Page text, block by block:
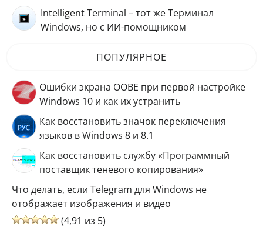
Intelligent Terminal – тот же Терминал
Windows, но с ИИ-помощником
ПОПУЛЯРНОЕ
Ошибки экрана OOBE при первой настройке
Windows 10 и как их устранить
Как восстановить значок переключения
языков в Windows 8 и 8.1
Как восстановить службу «Программный
поставщик теневого копирования»
Что делать, если Telegram для Windows не
отображает изображения и видео
(4,91 из 5)